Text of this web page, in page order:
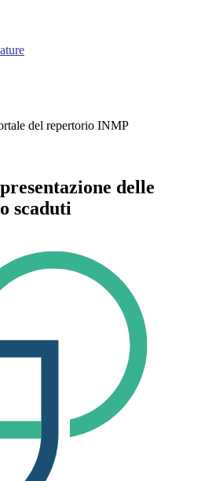
del repertorio INMP
delle
scaduti